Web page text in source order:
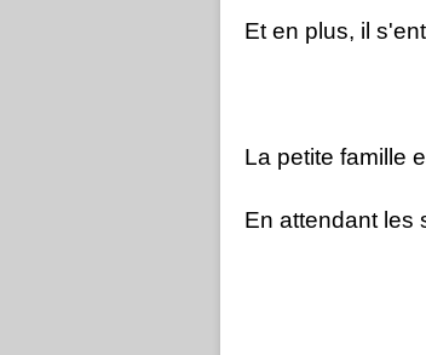
Et en plus, il
La petite famille
En attendant les